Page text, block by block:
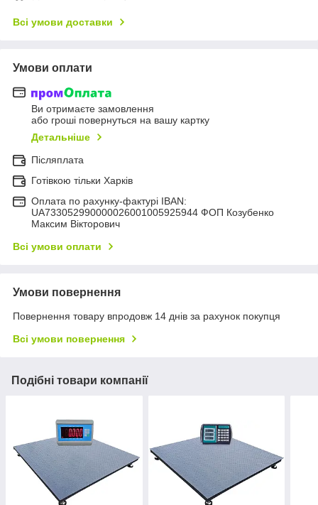
Всі умови доставки
Умови оплати
Ви отримаєте замовлення
або гроші повернуться на вашу картку
Детальніше
Післяплата
Готівкою тільки Харків
Оплата по рахунку-фактурі IBAN:
UA733052990000026001005925944 ФОП Козубенко
Максим Вікторович
Всі умови оплати
Умови повернення
Повернення товару впродовж 14 днів за рахунок покупця
Всі умови повернення
Подібні товари компанії